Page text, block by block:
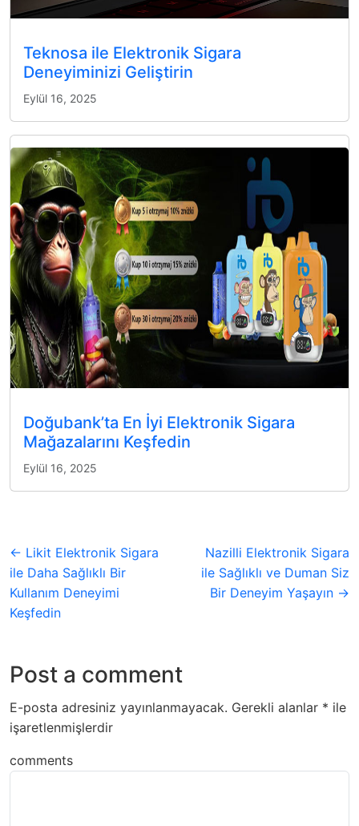
Teknosa ile Elektronik Sigara
Deneyiminizi Geliştirin
Eylül 16, 2025
Doğubank’ta En İyi Elektronik Sigara
Mağazalarını Keşfedin
Eylül 16, 2025
← Likit Elektronik Sigara
ile Daha Sağlıklı Bir
Kullanım Deneyimi
Keşfedin
Nazilli Elektronik Sigara
ile Sağlıklı ve Duman Siz
Bir Deneyim Yaşayın →
Post a comment
E-posta adresiniz yayınlanmayacak. Gerekli alanlar * ile
işaretlenmişlerdir
comments